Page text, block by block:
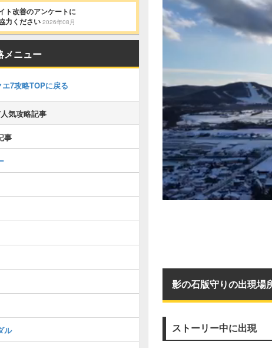
影の石版守りの出現場
ストーリー中に出現
ト改善のアンケートに
力ください 2026年08月
メニュー
7攻略TOPに戻る
気攻略記事
事
ル